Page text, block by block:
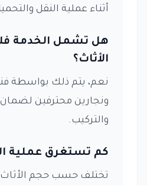
أثناء عملية النقل
هل تشمل الخدمة
الأثاث؟
نعم، يتم ذلك بواسطة
ونجارين محترفين
والتركيب.
كم تستغرق عملية
تختلف حسب حجم الأثاث